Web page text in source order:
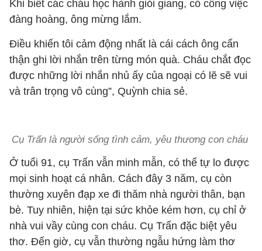
Khi biết các cháu học hành giỏi giang, có công việc
đàng hoàng, ông mừng lắm.
Điều khiến tôi cảm động nhất là cái cách ông cẩn
thận ghi lời nhắn trên từng món quà. Cháu chắt đọc
được những lời nhắn nhủ ấy của ngoại có lẽ sẽ vui
và trân trọng vô cùng”, Quỳnh chia sẻ.
Cụ Trấn là người sống tình cảm, yêu thương con cháu
Ở tuổi 91, cụ Trấn vẫn minh mẫn, có thể tự lo được
mọi sinh hoạt cá nhân. Cách đây 3 năm, cụ còn
thường xuyên đạp xe đi thăm nhà người thân, bạn
bè. Tuy nhiên, hiện tại sức khỏe kém hơn, cụ chỉ ở
nhà vui vầy cùng con cháu. Cụ Trấn đặc biệt yêu
thơ. Đến giờ, cụ vẫn thường ngẫu hứng làm thơ